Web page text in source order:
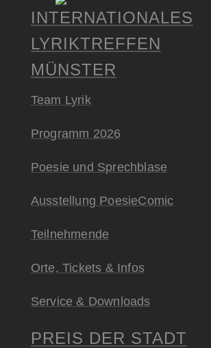
INTER­NATIO­­NA­LES
LYRIK­TREFFEN
MÜNSTER
Team Lyrik
Programm 2026
Poesie und Sprechblase
Ausstellung PoesieComic
Teilnehmende
Orte, Tickets & Infos
Service & Downloads
PREIS DER STADT